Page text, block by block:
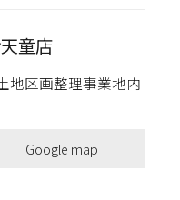
童店
地区画整理事業地内
Google map